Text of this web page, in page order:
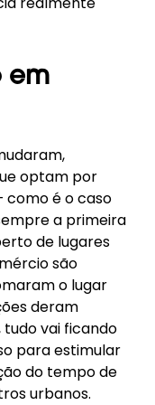
em
optam por
como é o caso
a primeira
de lugares
são
o lugar
deram
vai ficando
para estimular
do tempo de
urbanos.